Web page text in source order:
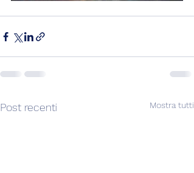
Post recenti Mostra tutti